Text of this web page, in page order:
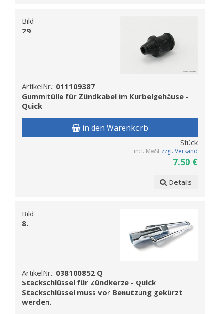
Bild
29
ArtikelNr.: 011109387
Gummitülle für Zündkabel im Kurbelgehäuse -
Quick
in den Warenkorb
Stück
incl. MwSt zzgl. Versand
7.50 €
Details
Bild
8.
ArtikelNr.: 038100852 Q
Steckschlüssel für Zündkerze - Quick
Steckschlüssel muss vor Benutzung gekürzt
werden.